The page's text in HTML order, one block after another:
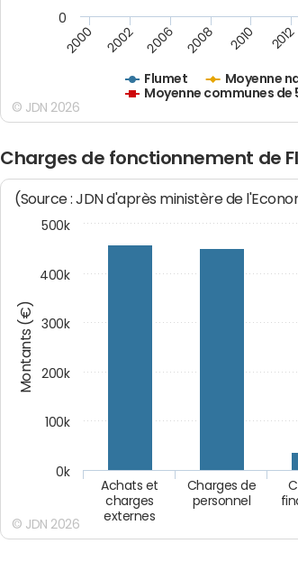
Flumet
Moyenne
Moyenne communes
2000 2002 2006 2008 2010 2012
0
© JDN 2026
Charges de fonctionnement de
Montants (€)
(Source : JDN d'après ministère de
Achats et
charges
externes
Charges de
personnel
0k
100k
200k
300k
400k
500k
© JDN 2026